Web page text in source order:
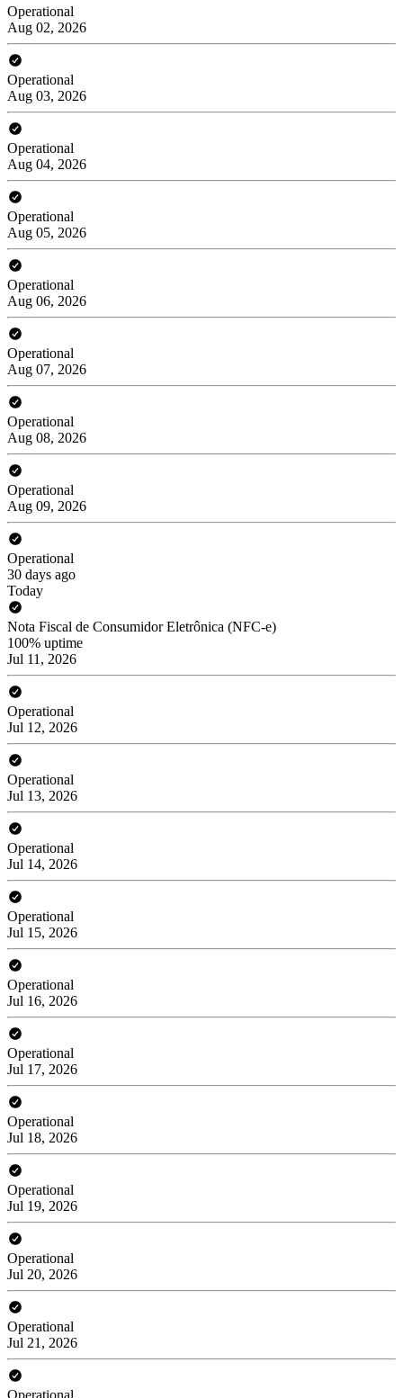
Operational
Aug 02, 2026
Operational
Aug 03, 2026
Operational
Aug 04, 2026
Operational
Aug 05, 2026
Operational
Aug 06, 2026
Operational
Aug 07, 2026
Operational
Aug 08, 2026
Operational
Aug 09, 2026
Operational
30 days ago
Today
Nota Fiscal de Consumidor Eletrônica (NFC-e)
100% uptime
Jul 11, 2026
Operational
Jul 12, 2026
Operational
Jul 13, 2026
Operational
Jul 14, 2026
Operational
Jul 15, 2026
Operational
Jul 16, 2026
Operational
Jul 17, 2026
Operational
Jul 18, 2026
Operational
Jul 19, 2026
Operational
Jul 20, 2026
Operational
Jul 21, 2026
Operational